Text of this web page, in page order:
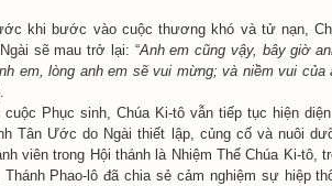
khi bước vào cuộc thương khó và tử nạn,
sẽ mau trở lại: “Anh em cũng vậy, bây giờ
em, lòng anh em sẽ vui mừng; và niềm vui của
Phục sinh, Chúa Ki-tô vẫn tiếp tục hiện
Tân Ước do Ngài thiết lập, củng cố và nuôi
viên trong Hội thánh là Nhiệm Thể Chúa Ki-tô,
Phao-lô đã chia sẻ cảm nghiệm sự hiệp